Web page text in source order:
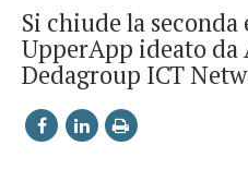
Si chiude la
UpperApp ideato da
Dedagroup ICT